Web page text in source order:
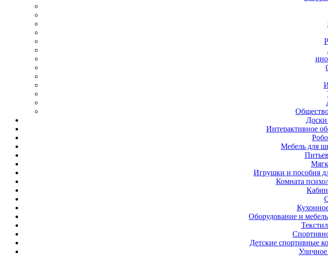
Доски
Интерактивное
Мебель для
Игрушки и пособия
Комната
Оборудование и
Детские спортивные
Уличное